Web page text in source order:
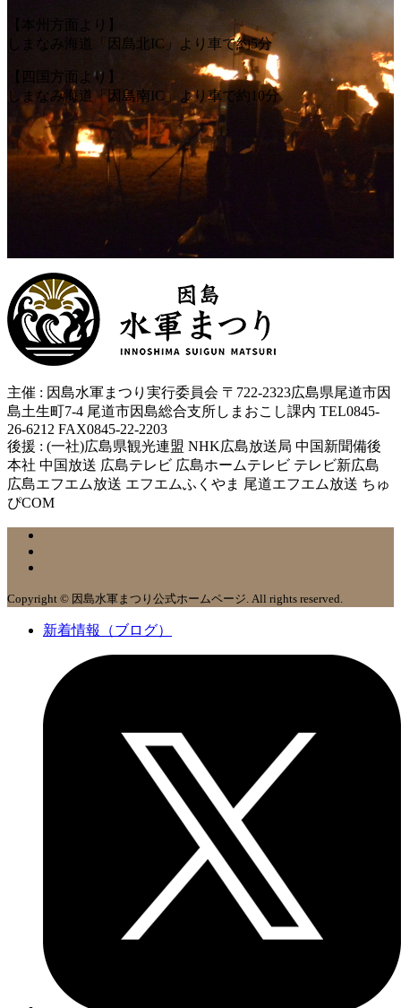
ン
バ
ー
ゴ
リ
ー
【本州方面より】
しまなみ海道「因島北IC」より車で約5分
【四国方面より】
しまなみ海道「因島南IC」より車で約10分
主催 : 因島水軍まつり実行委員会 〒722-2323広島県尾道市因
島土生町7-4 尾道市因島総合支所しまおこし課内 TEL0845-
26-6212 FAX0845-22-2203
後援 : (一社)広島県観光連盟 NHK広島放送局 中国新聞備後
本社 中国放送 広島テレビ 広島ホームテレビ テレビ新広島
広島エフエム放送 エフエムふくやま 尾道エフエム放送 ちゅ
ぴCOM
Copyright © 因島水軍まつり公式ホームページ. All rights reserved.
新着情報（ブログ）